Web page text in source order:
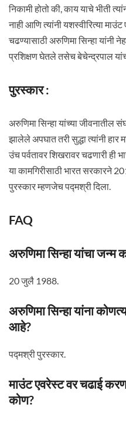
निकामी होतो की, काय याचे भीती
नाही आणि त्यांनी यशस्वीरित्या
चढण्यासाठी अरुणिमा सिन्हा यांनी
प्रशिक्षण घेतले तसेच बेचेन्द्रपाल
पुरस्कार :
अरुणिमा सिन्हा यांच्या जीवनातील
झालेले अपघात तरी सुद्धा त्यांनी हार
उंच पर्वतावर शिखरावर चढणारी ही
या कामगिरीसाठी भारत सरकारने
पुरस्कार म्हणजेच पद्मश्री दिला.
FAQ
अरुणिमा सिन्हा यांचा जन्म
20 जुलै 1988.
अरुणिमा सिन्हा यांना
आहे?
पद्मश्री पुरस्कार.
माउंट एवरेस्ट वर चढाई
कोण?